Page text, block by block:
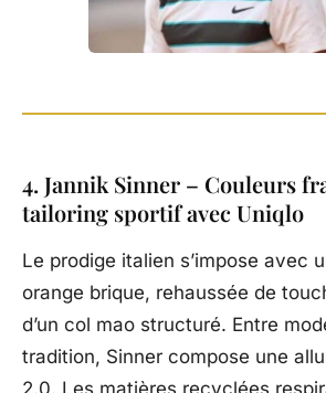
4. Jannik Sinner – Couleurs
tailoring sportif avec Uniqlo
Le prodige italien s’impose avec
orange brique, rehaussée de
d’un col mao structuré. Entre
tradition, Sinner compose une
2.0. Les matières recyclées